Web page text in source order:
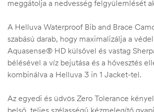
meggátolja a nedvesség felgyülemlését
A Helluva Waterproof Bib and Brace
szabású darab, hogy maximalizálja a
Aquasense® HD külsővel és vastag
bélésével a víz bejutása és a hővesztés
kombinálva a Helluva 3 in 1 Jacket-tel.
Az egyedi és üdvös Zero Tolerance
belső, teljes szélasségű kézmelegítő